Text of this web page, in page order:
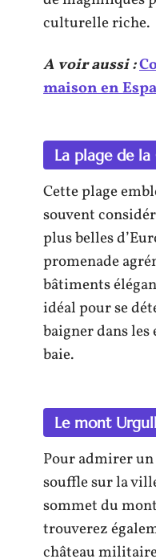
culturelle riche.
A voir aussi :
maison en
La plage de la
Cette plage
souvent
plus belles
promenade
bâtiments
idéal pour se
baigner dans
baie.
Le mont Urgull
Pour admirer
souffle sur la
sommet du
trouverez
château